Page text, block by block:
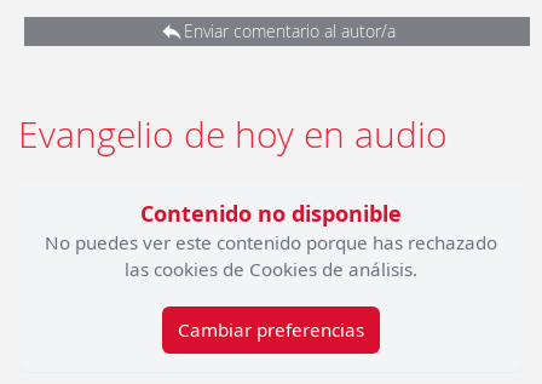
Enviar comentario al autor/a
Evangelio de hoy en audio
Contenido no disponible
No puedes ver este contenido porque has rechazado
las cookies de Cookies de análisis.
Cambiar preferencias